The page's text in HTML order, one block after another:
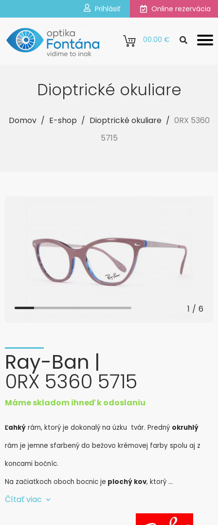
Prihlásiť Online rezervácia
00.00 €
Dioptrické okuliare
Domov / E-shop / Dioptrické okuliare / 0RX 5360
5715
1 / 6
Ray-Ban |
0RX 5360 5715
Máme skladom ihneď k odoslaniu
Ľahký rám, ktorý je dokonalý na úzku tvár. Predný okruhlý
rám je jemne sfarbený do bežovo krémovej farby spolu aj z
koncami bočníc.
Na začiatkoch oboch bocnic je plochý kov, ktorý …
Čítať viac